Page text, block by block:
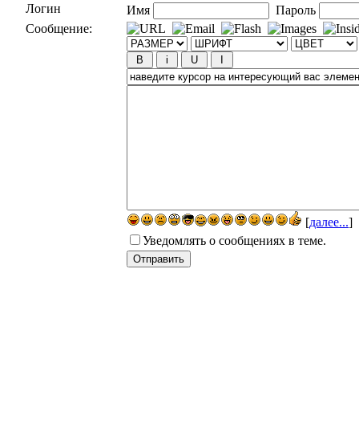
Логин
Имя
Пароль
Сообщение:
[далее...]
Уведомлять о сообщениях в теме.